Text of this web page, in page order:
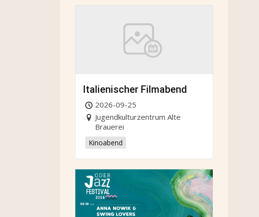
Italienischer Filmabend
2026-09-25
Jugendkulturzentrum Alte
Brauerei
Kinoabend